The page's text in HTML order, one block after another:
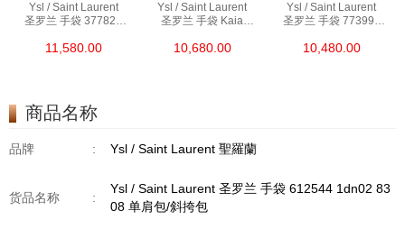
Ysl / Saint Laurent
圣罗兰 手袋 377828
斜挎包
11,580.00
Ysl / Saint Laurent
圣罗兰 手袋 Kaia
单肩包/斜挎包
10,680.00
Ysl / Saint Laurent
圣罗兰 手袋 773995
斜挎包/手提包
10,480.00
商品名称
品牌 : Ysl / Saint Laurent 聖羅蘭
货品名称 :
Ysl / Saint Laurent 圣罗兰 手袋 612544 1dn02 83
08 单肩包/斜挎包